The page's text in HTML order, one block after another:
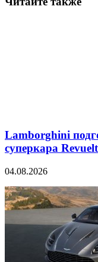
Lamborghini
суперкара
04.08.2026